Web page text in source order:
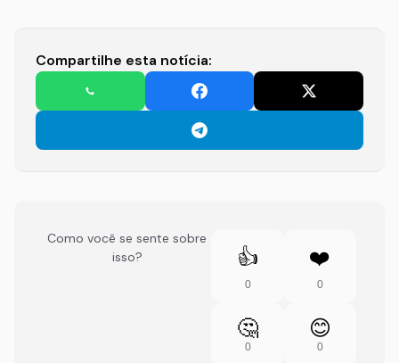
Compartilhe esta notícia:
Como você se sente sobre
isso?
👍
0
❤️
0
🤔
0
😊
0